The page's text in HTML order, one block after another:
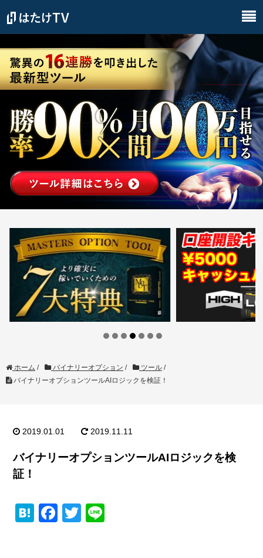
ホーム / バイナリーオプション / ツール /
バイナリーオプションツールAIロジックを検証！
2019.01.01 2019.11.11
バイナリーオプションツールAIロジックを検
証！
H
F
T